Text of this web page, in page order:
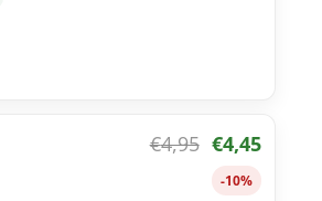
€4,95 €4,45
-10%